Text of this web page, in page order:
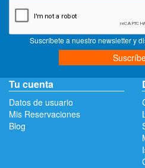
Suscríbete a nuestro newsletter y
Tu cuenta
Datos de usuario
Mis Reservaciones
Blog